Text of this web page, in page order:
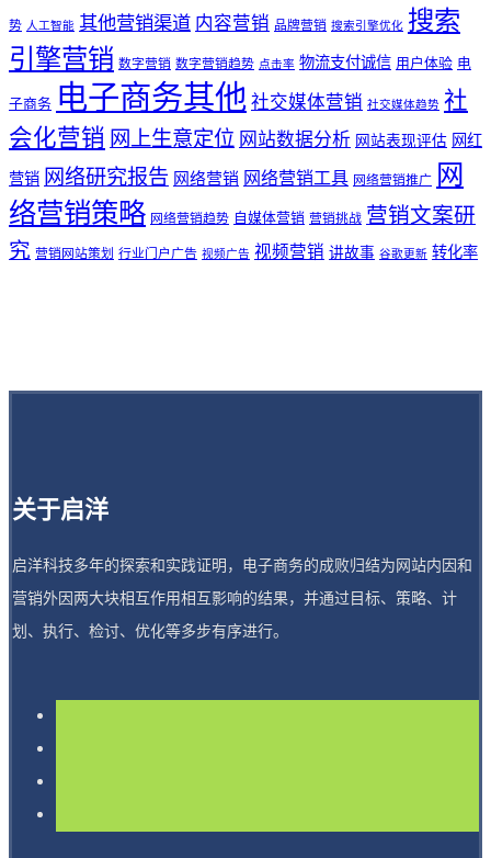
势 人工智能 其他营销渠道 内容营销 品牌营销 搜索引擎优化 搜索
引擎营销 数字营销 数字营销趋势 点击率 物流支付诚信 用户体验 电
子商务 电子商务其他社交媒体营销 社交媒体趋势 社
会化营销 网上生意定位 网站数据分析 网站表现评估 网红
营销 网络研究报告 网络营销 网络营销工具 网络营销推广 网
络营销策略 网络营销趋势 自媒体营销 营销挑战 营销文案研
究 营销网站策划 行业门户广告 视频广告 视频营销 讲故事 谷歌更新 转化率
关于启洋
启洋科技多年的探索和实践证明，电子商务的成败归结为网站内因和
营销外因两大块相互作用相互影响的结果，并通过目标、策略、计
划、执行、检讨、优化等多步有序进行。